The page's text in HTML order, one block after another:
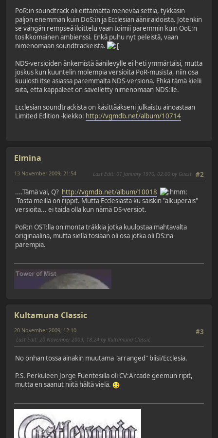
PoR:in soundtrack oli eittämättä menevää settiä, tykkäsin
paljon enemmän kuin DoS:in ja Ecclesian ääniraidoista. Jotenkin
se vängän rempseä iloittelu vaan toimii paremmin kuin OoE:n
tosikkomainen ambienssi. Enkä puhu nyt peleistä, vaan
nimenomaan soundtrackeista.
NDS-versioiden änkemistä äänilevylle ei heti ymmärtäisi, mutta
joskus kun kuuntelin molempia versioita PoR-musista, niin osa
kuulosti itse asiassa paremmalta NDS-versiona. Ehkä tämä kielii
siitä, että kappaleet on sävelletty nimenomaan NDS:lle.
Ecclesian soundtrackista on käsittääkseni julkaistu ainoastaan
Limited Edition -kiekko: http://vgmdb.net/album/10714
Elmina
#2
13 November 2009, 21:54 Last Edit: 01 January 1970, 02:00 by Guest
....Tämä vai, Q? http://vgmdb.net/album/10018
Tosta meillä on rippit. Mutta Ecclesiasta ku saiskin "alkuperäis"
versioita... ei taida olla kun nämä DS-versiot.
PoR:n OST:lla on monta träkkia jotka kuulostaa mahtavalta
originaalina, mutta siellä tosiaan oli osa jotka oli DS:nä
parempia.
Kultamuna Classic
#3
20 November 2009, 12:10
Last Edit: 20 November 2009, 18:24 by Kultamuna Classic
No onhan tossa ainakin muutama "arranged" biisi/Ecclesia.
P.S. Perkuleen Jorge Fuentesilla oli CV:Arcade geemun ripit,
mutta en saanut niitä hältä vielä.